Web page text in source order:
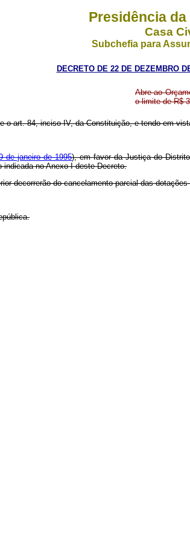
Presidência
Casa
Subchefia para
DECRETO DE 22 DE DEZEMBRO
Abre ao
o limite de R$
o art. 84, inciso IV, da Constituição, e tendo em
de janeiro de 1995), em favor da Justiça do
no Anexo I deste Decreto.
decorrerão do cancelamento parcial das